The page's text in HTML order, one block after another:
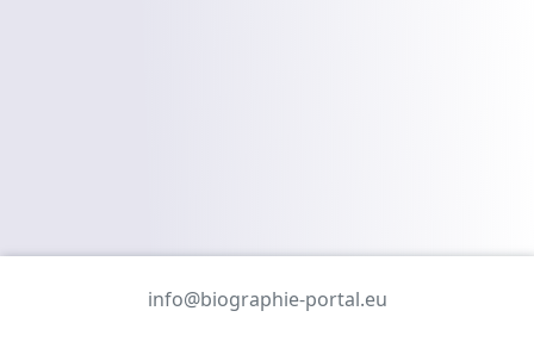
info@biographie-portal.eu